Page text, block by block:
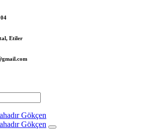
Etiler